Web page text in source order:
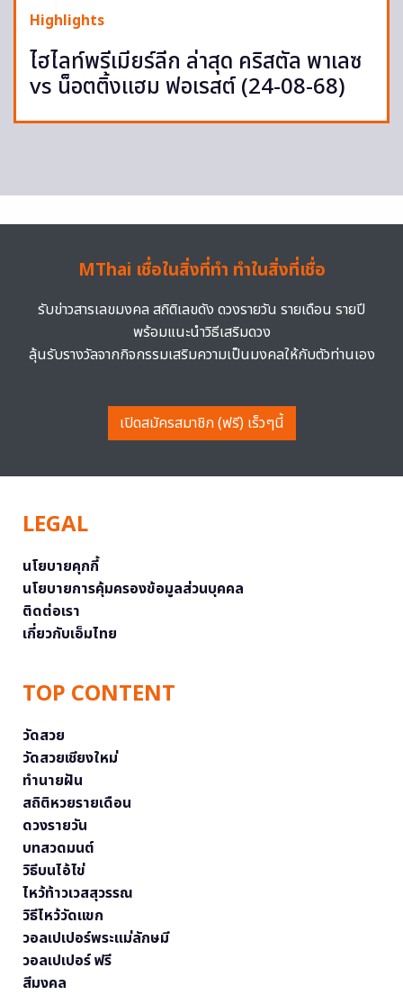
Highlights
ไฮไลท์พรีเมียร์ลีก ล่าสุด คริสตัล พาเลซ
vs น็อตติ้งแฮม ฟอเรสต์ (24-08-68)
MThai เชื่อในสิ่งที่ทำ ทำในสิ่งที่เชื่อ
รับข่าวสารเลขมงคล สถิติเลขดัง ดวงรายวัน รายเดือน รายปี
พร้อมแนะนำวิธีเสริมดวง
ลุ้นรับรางวัลจากกิจกรรมเสริมความเป็นมงคลให้กับตัวท่านเอง
เปิดสมัครสมาชิก (ฟรี) เร็วๆนี้
LEGAL
นโยบายคุกกี้
นโยบายการคุ้มครองข้อมูลส่วนบุคคล
ติดต่อเรา
เกี่ยวกับเอ็มไทย
TOP CONTENT
วัดสวย
วัดสวยเชียงใหม่
ทำนายฝัน
สถิติหวยรายเดือน
ดวงรายวัน
บทสวดมนต์
วิธีบนไอ้ไข่
ไหว้ท้าวเวสสุวรรณ
วิธีไหว้วัดแขก
วอลเปเปอร์พระแม่ลักษมี
วอลเปเปอร์ ฟรี
สีมงคล